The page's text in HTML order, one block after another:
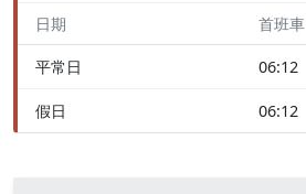
日期 首班車
平常日 06:12
假日 06:12